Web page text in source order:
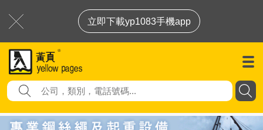
立即下載yp1083手機app